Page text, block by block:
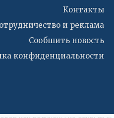
Контакты
и реклама
Сообшить новость
конфиденциальности